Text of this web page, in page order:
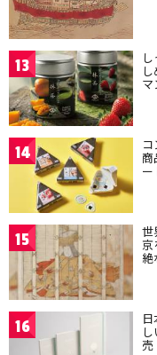
13
マ
14
ー
15 世
絶
16
売